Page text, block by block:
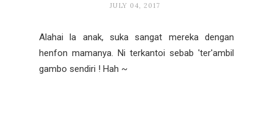
JULY 04, 2017
Alahai la anak, suka sangat mereka dengan
henfon mamanya. Ni terkantoi sebab 'ter'ambil
gambo sendiri ! Hah ~